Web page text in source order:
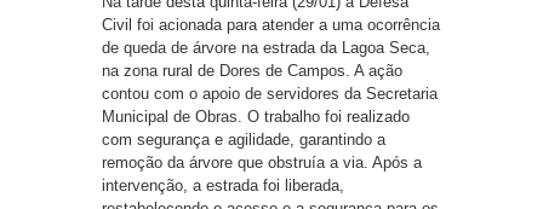
Civil foi acionada para atender a uma ocorrência
de queda de árvore na estrada da Lagoa Seca,
na zona rural de Dores de Campos. A ação
contou com o apoio de servidores da Secretaria
Municipal de Obras. O trabalho foi realizado
com segurança e agilidade, garantindo a
remoção da árvore que obstruía a via. Após a
intervenção, a estrada foi liberada,